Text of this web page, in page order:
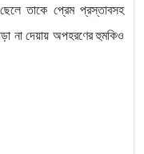
তাকে প্রেম প্রস্তাবসহ
না দেয়ায় অপহরণের হুমকিও